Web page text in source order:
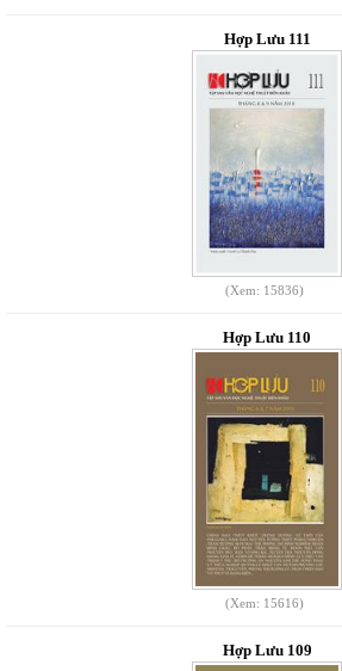
Hợp Lưu 111
(Xem: 15836)
Hợp Lưu 110
(Xem: 15616)
Hợp Lưu 109